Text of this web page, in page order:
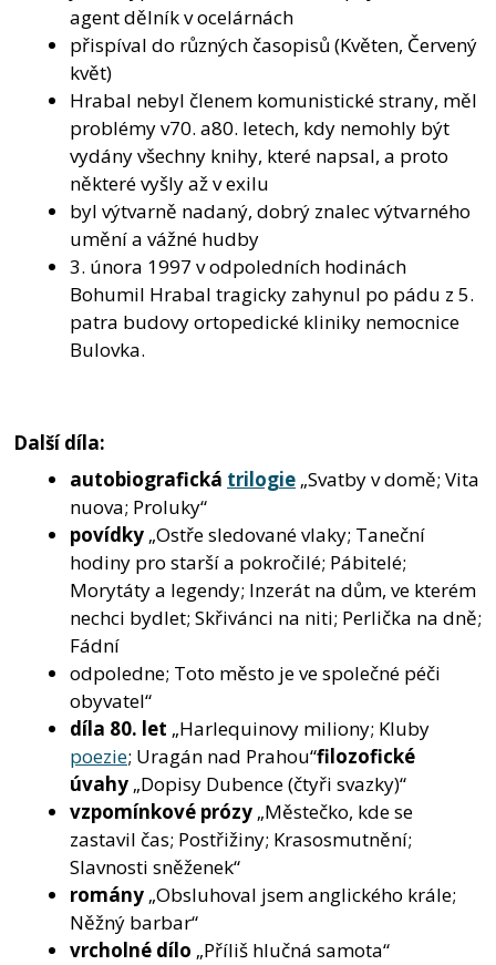
agent dělník v ocelárnách
přispíval do různých časopisů (Květen, Červený
květ)
Hrabal nebyl členem komunistické strany, měl
problémy v70. a80. letech, kdy nemohly být
vydány všechny knihy, které napsal, a proto
některé vyšly až v exilu
byl výtvarně nadaný, dobrý znalec výtvarného
umění a vážné hudby
3. února 1997 v odpoledních hodinách
Bohumil Hrabal tragicky zahynul po pádu z 5.
patra budovy ortopedické kliniky nemocnice
Bulovka.
Další díla:
autobiografická trilogie „Svatby v domě; Vita
nuova; Proluky“
povídky „Ostře sledované vlaky; Taneční
hodiny pro starší a pokročilé; Pábitelé;
Morytáty a legendy; Inzerát na dům, ve kterém
nechci bydlet; Skřivánci na niti; Perlička na dně;
Fádní
odpoledne; Toto město je ve společné péči
obyvatel“
díla 80. let „Harlequinovy miliony; Kluby
poezie; Uragán nad Prahou“filozofické
úvahy „Dopisy Dubence (čtyři svazky)“
vzpomínkové prózy „Městečko, kde se
zastavil čas; Postřižiny; Krasosmutnění;
Slavnosti sněženek“
romány „Obsluhoval jsem anglického krále;
Něžný barbar“
vrcholné dílo „Příliš hlučná samota“